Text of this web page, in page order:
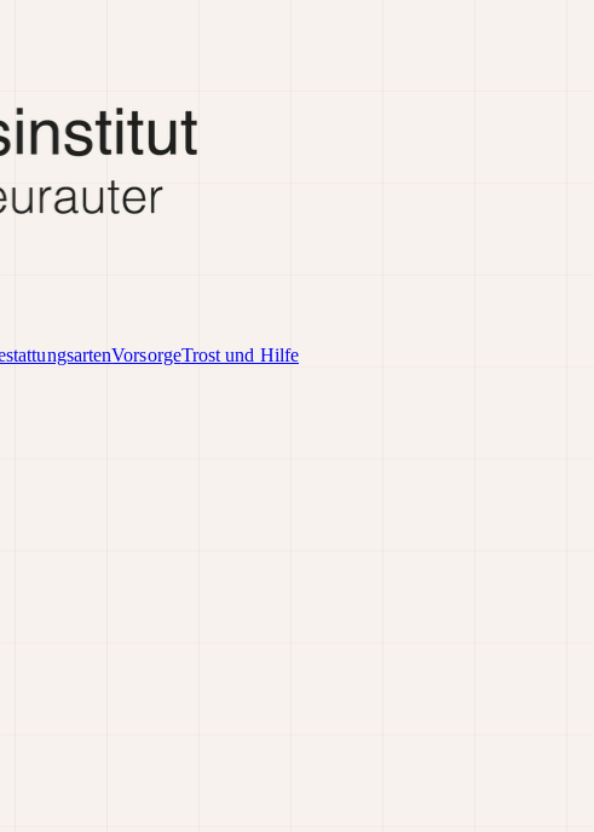
VorsorgeTrost und Hilfe